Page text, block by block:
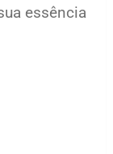
essência